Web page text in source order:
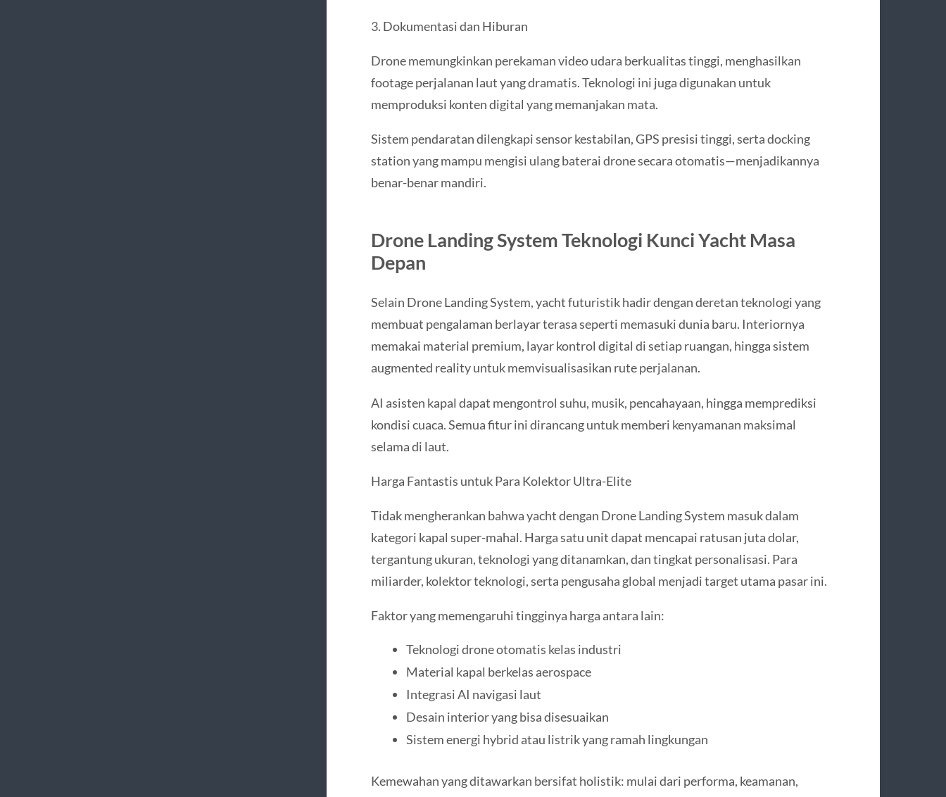
3. Dokumentasi dan Hiburan
Drone memungkinkan perekaman video udara berkualitas tinggi, menghasilkan
footage perjalanan laut yang dramatis. Teknologi ini juga digunakan untuk
memproduksi konten digital yang memanjakan mata.
Sistem pendaratan dilengkapi sensor kestabilan, GPS presisi tinggi, serta docking
station yang mampu mengisi ulang baterai drone secara otomatis—menjadikannya
benar-benar mandiri.
Drone Landing System Teknologi Kunci Yacht Masa
Depan
Selain Drone Landing System, yacht futuristik hadir dengan deretan teknologi yang
membuat pengalaman berlayar terasa seperti memasuki dunia baru. Interiornya
memakai material premium, layar kontrol digital di setiap ruangan, hingga sistem
augmented reality untuk memvisualisasikan rute perjalanan.
AI asisten kapal dapat mengontrol suhu, musik, pencahayaan, hingga memprediksi
kondisi cuaca. Semua fitur ini dirancang untuk memberi kenyamanan maksimal
selama di laut.
Harga Fantastis untuk Para Kolektor Ultra-Elite
Tidak mengherankan bahwa yacht dengan Drone Landing System masuk dalam
kategori kapal super-mahal. Harga satu unit dapat mencapai ratusan juta dolar,
tergantung ukuran, teknologi yang ditanamkan, dan tingkat personalisasi. Para
miliarder, kolektor teknologi, serta pengusaha global menjadi target utama pasar ini.
Faktor yang memengaruhi tingginya harga antara lain:
Teknologi drone otomatis kelas industri
Material kapal berkelas aerospace
Integrasi AI navigasi laut
Desain interior yang bisa disesuaikan
Sistem energi hybrid atau listrik yang ramah lingkungan
Kemewahan yang ditawarkan bersifat holistik: mulai dari performa, keamanan,